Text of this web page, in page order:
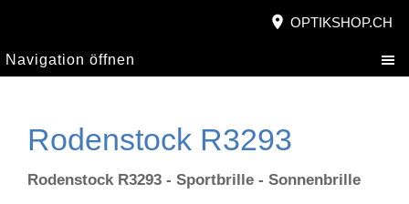
OPTIKSHOP.CH
Navigation öffnen
Rodenstock R3293
Rodenstock R3293 - Sportbrille - Sonnenbrille